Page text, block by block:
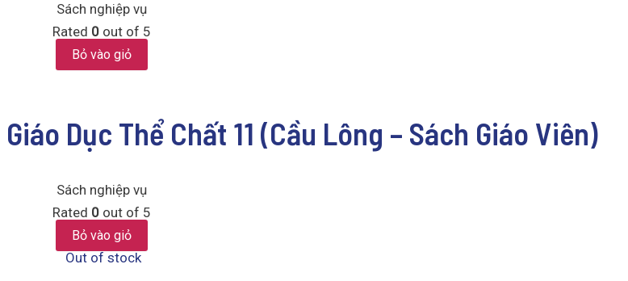
Sách nghiệp vụ
Rated 0 out of 5
Bỏ vào giỏ
Dục Thể Chất 11 (Cầu Lông – Sách Giáo Viên)
Sách nghiệp vụ
Rated 0 out of 5
Bỏ vào giỏ
Out of stock